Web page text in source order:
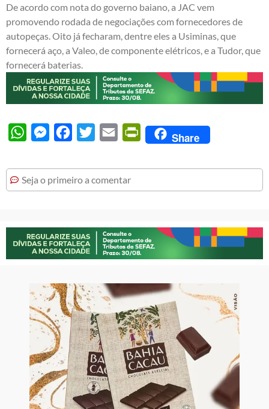
De acordo com nota do governo baiano, a JAC vem
promovendo rodada de negociações com fornecedores de
autopeças. Oito já fecharam, dentre eles a Usiminas, que
fornecerá aço, a Valeo, de componente elétricos, e a Tudor, que
fornecerá baterias.
WhatsAppMessengerFacebook
Twitter Email PrintFriendly
Share
Seja o primeiro a comentar